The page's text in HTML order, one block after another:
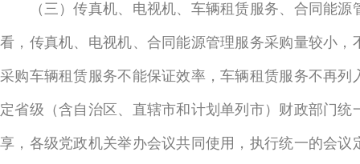
（三）传真机、电视机、车辆租赁服务、合同能源
看，传真机、电视机、合同能源管理服务采购量较小
采购车辆租赁服务不能保证效率，车辆租赁服务不再
定省级（含自治区、直辖市和计划单列市）财政部门
享，各级党政机关举办会议共同使用，执行统一的会